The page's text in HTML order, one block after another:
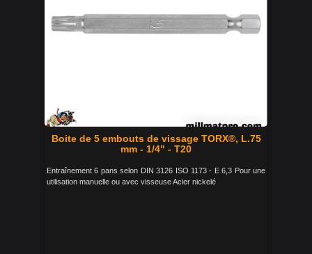
Boite de 5 embouts de vissage TORX®, L.75
mm - 1/4" - T20
Entraînement 6 pans selon DIN 3126 ISO 1173 - E 6,3 Pour une
utilisation manuelle ou avec visseuse Acier nickelé